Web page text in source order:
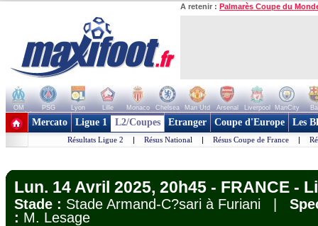
A retenir : Palmarès Coupe du
OM PSG Lyon Lille Monaco Chelsea Man Utd Arsenal Liverpool ManCity
+ de clubs
Mercato Ligue 1 L2/Coupes Etranger Coupe d'Europe Les
Résultats Ligue 2 | Résus National | Résus Coupe de France |
Lun. 14 Avril 2025, 20h45 - FRANCE -
Stade : Stade Armand-C?sari à Furiani |
: M. Lesage